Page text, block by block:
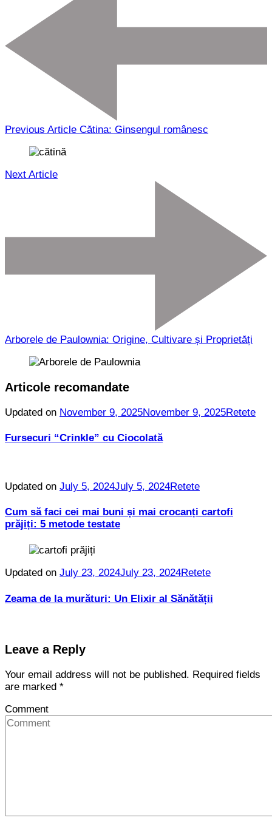
Previous Article Cătina: Ginsengul românesc
Next Article
Arborele de Paulownia: Origine, Cultivare și Proprietăți
Articole recomandate
Updated on November 9, 2025November 9, 2025Retete
Fursecuri “Crinkle” cu Ciocolată
Updated on July 5, 2024July 5, 2024Retete
Cum să faci cei mai buni și mai crocanți cartofi
prăjiți: 5 metode testate
Updated on July 23, 2024July 23, 2024Retete
Zeama de la murături: Un Elixir al Sănătății
Leave a Reply
Your email address will not be published. Required fields
are marked *
Comment